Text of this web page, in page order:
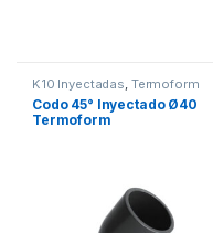
K10 Inyectadas Termoform
Codo 45° Inyectado Ø40
Termoform